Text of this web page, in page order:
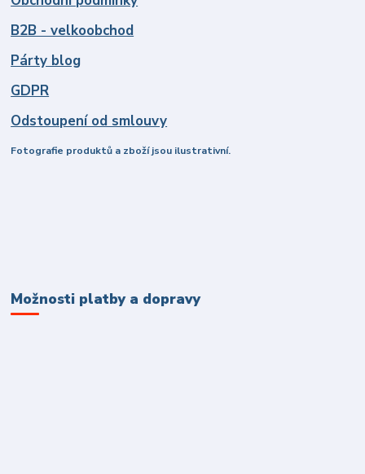
B2B - velkoobchod
Párty blog
GDPR
Odstoupení od smlouvy
Fotografie produktů a zboží jsou ilustrativní.
Možnosti platby a dopravy